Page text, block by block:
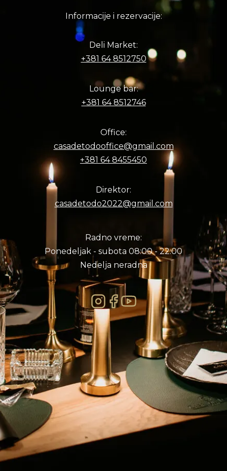
Informacije i rezervacije:
Deli Market:
+381 64 8512750
Lounge bar:
+381 64 8512746
Office:
casadetodooffice@gmail.com
+381 64 8455450
Direktor:
casadetodo2022@gmail.com
Radno vreme:
Ponedeljak - subota 08:00 - 22:00
Nedelja neradna